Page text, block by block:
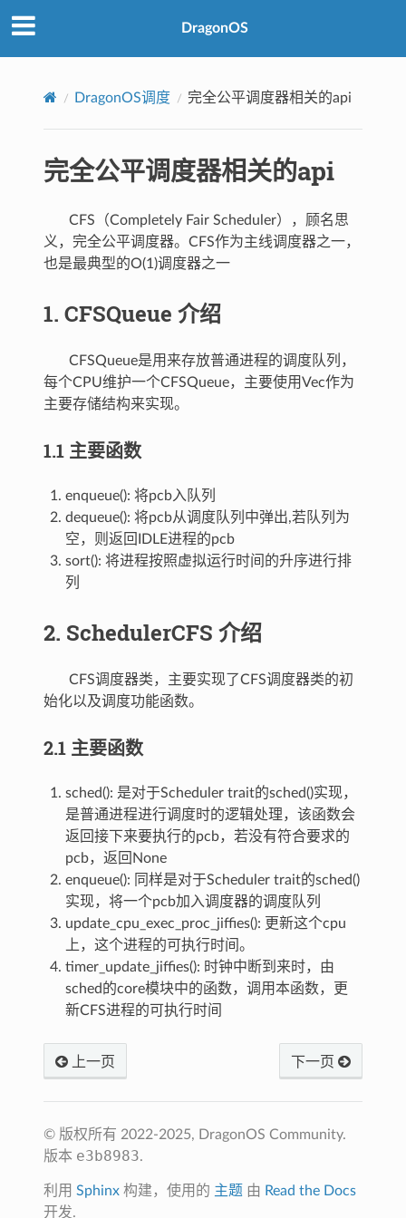
DragonOS
DragonOS调度 完全公平调度器相关的api
完全公平调度器相关的api
CFS（Completely Fair Scheduler），顾名思
义，完全公平调度器。CFS作为主线调度器之一，
也是最典型的O(1)调度器之一
1. CFSQueue 介绍
CFSQueue是用来存放普通进程的调度队列，
每个CPU维护一个CFSQueue，主要使用Vec作为
主要存储结构来实现。
1.1 主要函数
enqueue(): 将pcb入队列
dequeue(): 将pcb从调度队列中弹出,若队列为
空，则返回IDLE进程的pcb
sort(): 将进程按照虚拟运行时间的升序进行排
列
2. SchedulerCFS 介绍
CFS调度器类，主要实现了CFS调度器类的初
始化以及调度功能函数。
2.1 主要函数
sched(): 是对于Scheduler trait的sched()实现，
是普通进程进行调度时的逻辑处理，该函数会
返回接下来要执行的pcb，若没有符合要求的
pcb，返回None
enqueue(): 同样是对于Scheduler trait的sched()
实现，将一个pcb加入调度器的调度队列
update_cpu_exec_proc_jiffies(): 更新这个cpu
上，这个进程的可执行时间。
timer_update_jiffies(): 时钟中断到来时，由
sched的core模块中的函数，调用本函数，更
新CFS进程的可执行时间
上一页 下一页
© 版权所有 2022-2025, DragonOS Community.
版本 e3b8983.
利用Sphinx 构建，使用的 主题 由 Read the Docs
开发.